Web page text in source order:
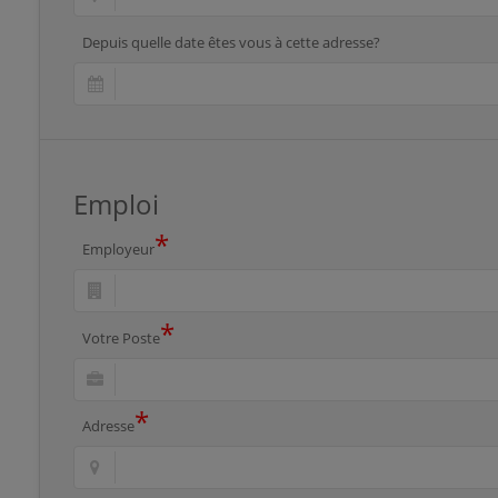
Depuis quelle date êtes vous à cette adresse?
Emploi
Employeur*
Votre Poste*
Adresse*